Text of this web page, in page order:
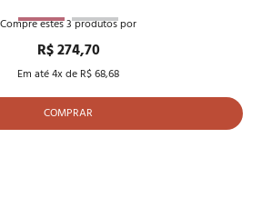
Compre estes3produtos por
R$ 274,70
Em até4x de R$ 68,68
COMPRAR